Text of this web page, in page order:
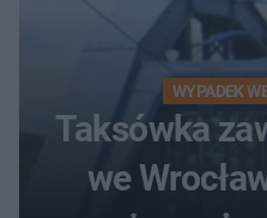
WYPADEK
Taksówka
we